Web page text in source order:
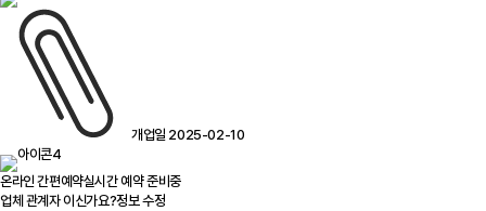
개업일 2025-02-10
온라인 간편예약실시간 예약 준비중
업체 관계자 이신가요?정보 수정